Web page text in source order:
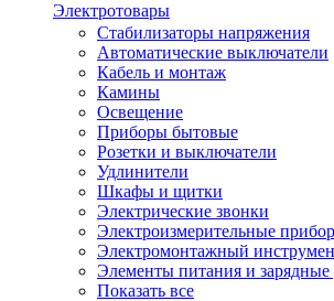
Электротовары
Cтабилизаторы напряжения
Автоматические выключатели
Кабель и монтаж
Камины
Освещение
Приборы бытовые
Розетки и выключатели
Удлинители
Шкафы и щитки
Электрические звонки
Электроизмерительные
Электромонтажный
Элементы питания и зарядные
Показать все